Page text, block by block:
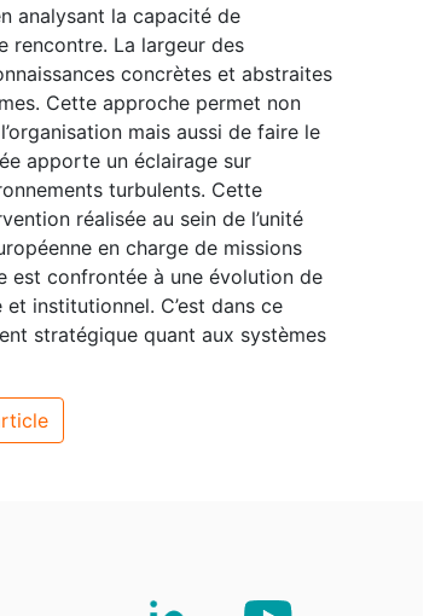
analysant la capacité de
rencontre. La largeur des
concrètes et abstraites
Cette approche permet non
mais aussi de faire le
apporte un éclairage sur
turbulents. Cette
réalisée au sein de l’unité
en charge de missions
est confrontée à une évolution de
institutionnel. C’est dans ce
stratégique quant aux systèmes